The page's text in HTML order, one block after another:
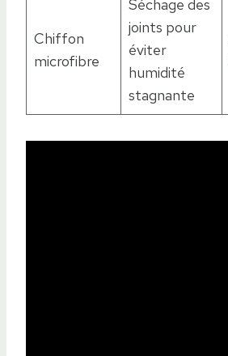
Chiffon
microfibre
Séchage des
joints pour
éviter
humidité
stagnante